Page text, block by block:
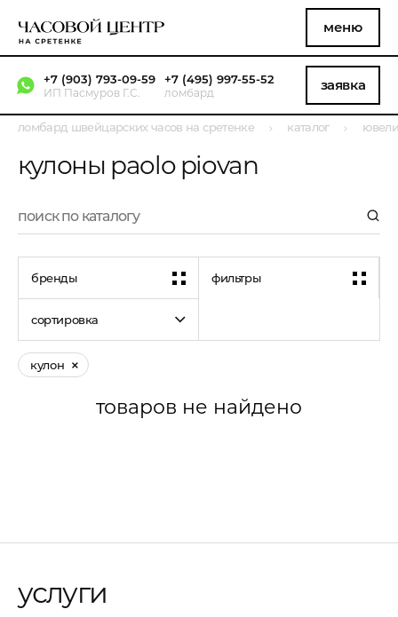
меню
+7 (903) 793-09-59
ИП Пасмуров Г.С.
+7 (495) 997-55-52
ломбард заявка
ломбард швейцарских часов на сретенке каталог
кулоны paolo piovan
бренды фильтры
сортировка
кулон
товаров не найдено
услуги